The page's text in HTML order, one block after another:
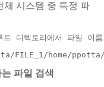
체 시스템 중 특정 파
렉토리에서 파일 이름
FILE_1/home/ppotta/
파일 검색